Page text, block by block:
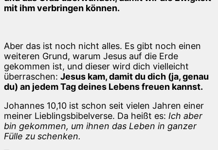
mit ihm verbringen können.
Aber das ist noch nicht alles. Es gibt noch einen
weiteren Grund, warum Jesus auf die Erde
gekommen ist, und dieser wird dich vielleicht
überraschen: Jesus kam, damit du dich (ja, genau
du) an jedem Tag deines Lebens freuen kannst.
Johannes 10,10 ist schon seit vielen Jahren einer
meiner Lieblingsbibelverse. Da heißt es: Ich aber
bin gekommen, um ihnen das Leben in ganzer
Fülle zu schenken.